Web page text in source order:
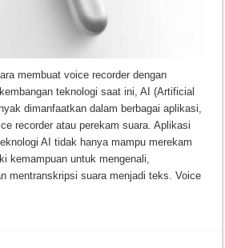
membuat voice recorder dengan
teknologi saat ini, AI (Artificial
dimanfaatkan dalam berbagai aplikasi,
recorder atau perekam suara. Aplikasi
AI tidak hanya mampu merekam
kemampuan untuk mengenali,
mentranskripsi suara menjadi teks. Voice